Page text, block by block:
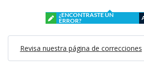
¿ENCONTRASTE UN
ERROR?
Revisa nuestra página de correcciones